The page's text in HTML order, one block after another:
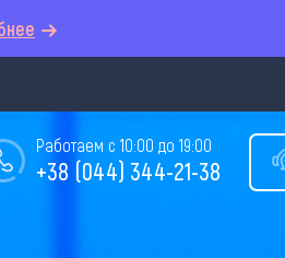
Работаем с 10:00 до 19:00
+38 (044) 344-21-38